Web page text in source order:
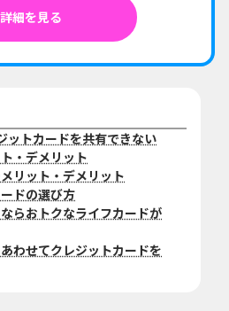
詳細を見る
ットカードを共有できない
・デメリット
リット・デメリット
ドの選び方
らおトクなライフカードが
わせてクレジットカードを